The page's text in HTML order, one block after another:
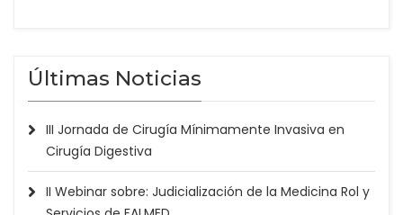
Últimas Noticias
III Jornada de Cirugía Mínimamente Invasiva en
Cirugía Digestiva
II Webinar sobre: Judicialización de la Medicina Rol y